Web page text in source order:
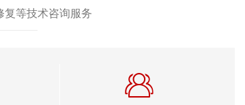
复等技术咨询服务